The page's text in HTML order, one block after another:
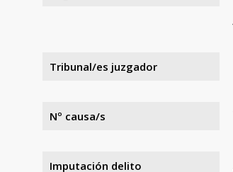
Tribunal/es juzgador
Nº causa/s
Imputación delito